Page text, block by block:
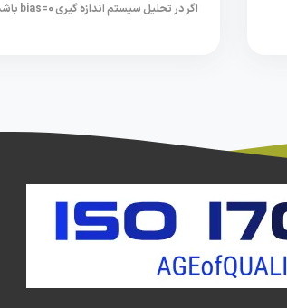
اگر در تحلیل سیستم اندازه گیری bias=0 باشد چه کنیم و یا اریبی در نمونه...